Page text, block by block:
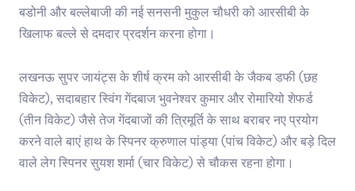
बडोनी और बल्लेबाजी की नई सनसनी मुकुल चौधरी को आरसीबी के
खिलाफ बल्ले से दमदार प्रदर्शन करना होगा।
लखनऊ सुपर जायंट्स के शीर्ष क्रम को आरसीबी के जैकब डफी (छह
विकेट), सदाबहार स्विंग गेंदबाज भुवनेश्वर कुमार और रोमारियो शेफर्ड
(तीन विकेट) जैसे तेज गेंदबाजों की त्रिमूर्ति के साथ बराबर नए प्रयोग
करने वाले बाएं हाथ के स्पिनर क्रुणाल पांड्या (पांच विकेट) और बड़े दिल
वाले लेग स्पिनर सुयश शर्मा (चार विकेट) से चौकस रहना होगा।